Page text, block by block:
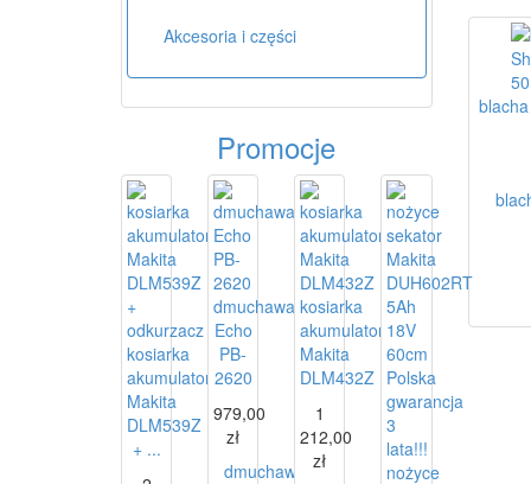
Akcesoria i części
Promocje
kosiarka
akumulatorowa
Makita
DLM539Z
+ ...
dmuchawa
Echo
PB-
2620
979,00
zł
dmuchawa
kosiarka
akumulatorowa
Makita
DLM432Z
1
212,00
zł
nożyce